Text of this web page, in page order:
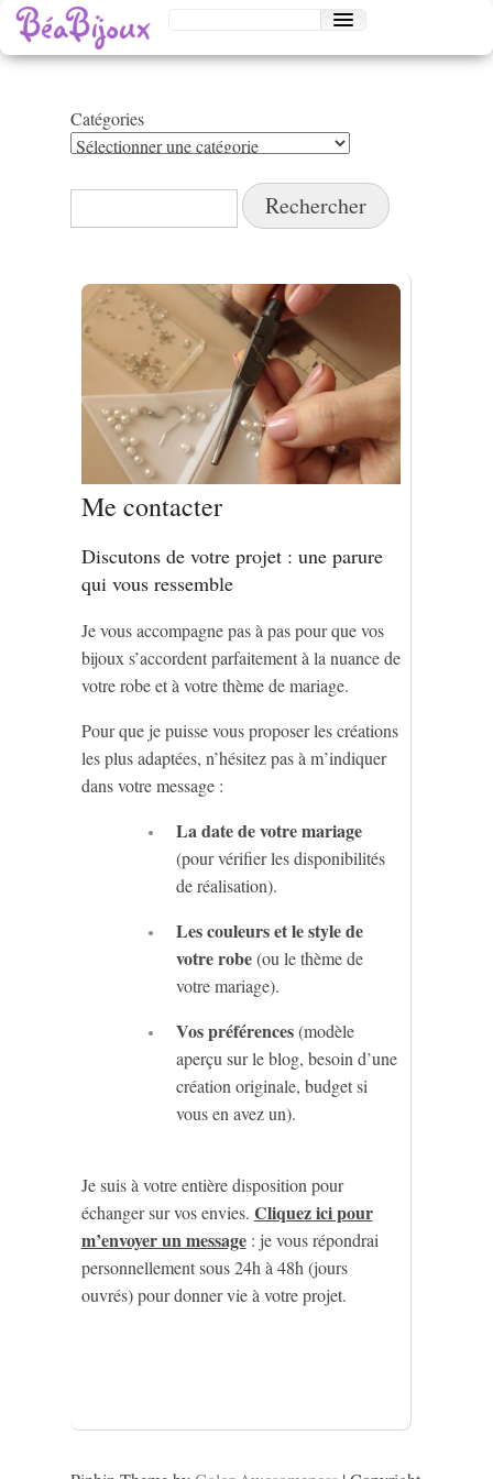
Catégories
Catégories
Rechercher :
Me contacter
Discutons de votre projet : une parure
qui vous ressemble
Je vous accompagne pas à pas pour que vos
bijoux s’accordent parfaitement à la nuance de
votre robe et à votre thème de mariage.
Pour que je puisse vous proposer les créations
les plus adaptées, n’hésitez pas à m’indiquer
dans votre message :
La date de votre mariage
(pour vérifier les disponibilités
de réalisation).
Les couleurs et le style de
votre robe(ou le thème de
votre mariage).
Vos préférences(modèle
aperçu sur le blog, besoin d’une
création originale, budget si
vous en avez un).
Je suis à votre entière disposition pour
échanger sur vos envies. Cliquez ici pour
m’envoyer un message: je vous répondrai
personnellement sous 24h à 48h (jours
ouvrés) pour donner vie à votre projet.